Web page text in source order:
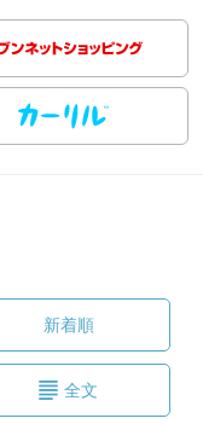
新着順
全文